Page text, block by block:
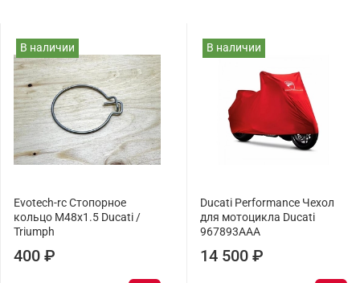
В наличии
Evotech-rc Cтопорное
кольцо M48x1.5 Ducati /
Triumph
400 ₽
В наличии
Ducati Performance Чехол
для мотоцикла Ducati
967893AAA
14 500 ₽